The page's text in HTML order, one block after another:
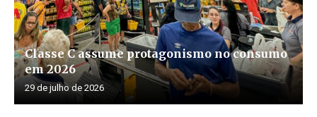
Classe C assume protagonismo no consumo
em 2026
29 de julho de 2026